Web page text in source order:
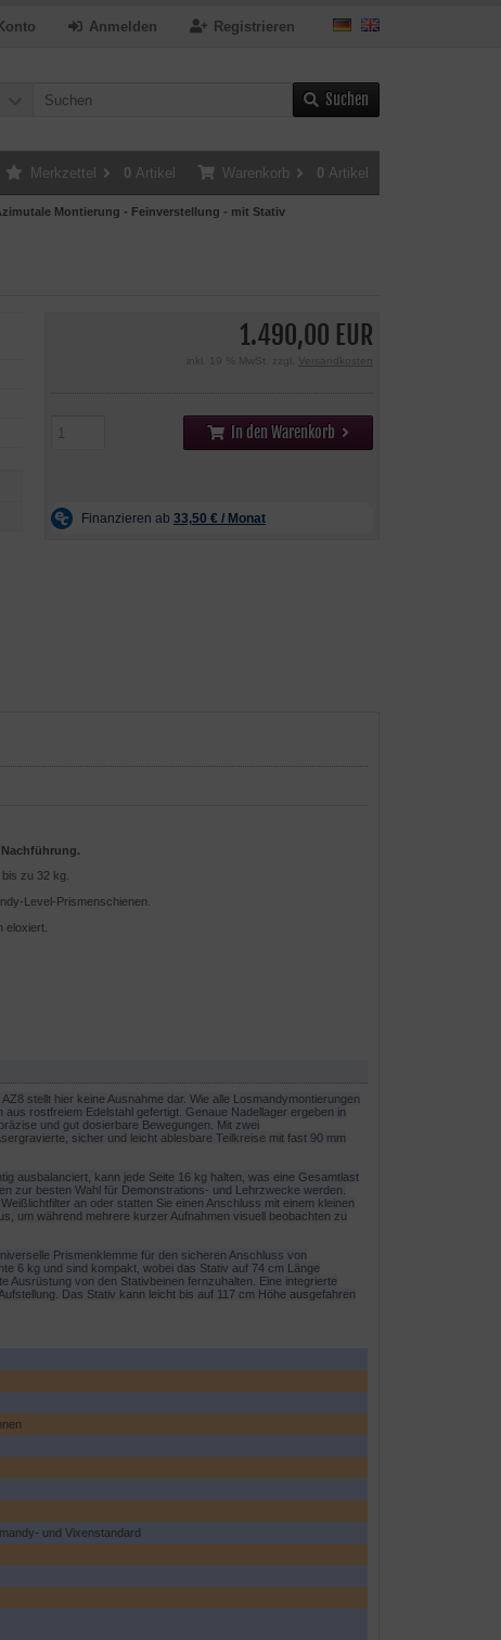
Registrieren
Anmelden
Suchen
Warenkorb 0 Artikel
Merkzettel 0 Artikel
Montierung - Feinverstellung - mit Stativ
1.490,00 EUR
inkl. 19 % MwSt. zzgl. Versandkosten
In den Warenkorb
zu 32 kg.
Level-Prismenschienen.
eloxiert.
stellt hier keine Ausnahme dar. Wie alle Losmandymontierungen
rostfreiem Edelstahl gefertigt. Genaue Nadellager ergeben in
und gut dosierbare Bewegungen. Mit zwei
sicher und leicht ablesbare Teilkreise mit fast 90 mm
ausbalanciert, kann jede Seite 16 kg halten, was eine Gesamtlast
zur besten Wahl für Demonstrations- und Lehrzwecke werden.
an oder statten Sie einen Anschluss mit einem kleinen
um während mehrere kurzer Aufnahmen visuell beobachten zu
Prismenklemme für den sicheren Anschluss von
6 kg und sind kompakt, wobei das Stativ auf 74 cm Länge
Ausrüstung von den Stativbeinen fernzuhalten. Eine integrierte
Das Stativ kann leicht bis auf 117 cm Höhe ausgefahren
und Vixenstandard